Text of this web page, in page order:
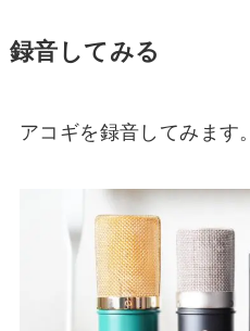
録音してみる
アコギを録音してみます。